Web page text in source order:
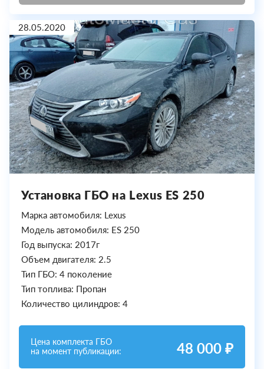
28.05.2020
Установка ГБО на Lexus ES 250
Марка автомобиля: Lexus
Модель автомобиля: ES 250
Год выпуска: 2017г
Объем двигателя: 2.5
Тип ГБО: 4 поколение
Тип топлива: Пропан
Количество цилиндров: 4
Цена комплекта ГБО
на момент публикации:
48 000 ₽